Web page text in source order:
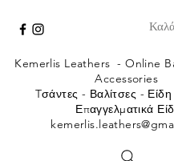
Kemerlis Leathers -Online
Accessories
Tσάντες - Βαλίτσες -
Επαγγελματικά